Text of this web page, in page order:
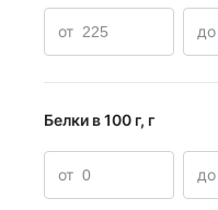
от до
Белки в 100 г, г
от до